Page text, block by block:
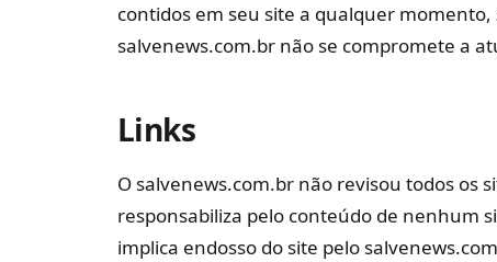
contidos em seu site a qualquer
salvenews.com.br não se compromete a
Links
O salvenews.com.br não revisou todos os
responsabiliza pelo conteúdo de nenhum
implica endosso do site pelo